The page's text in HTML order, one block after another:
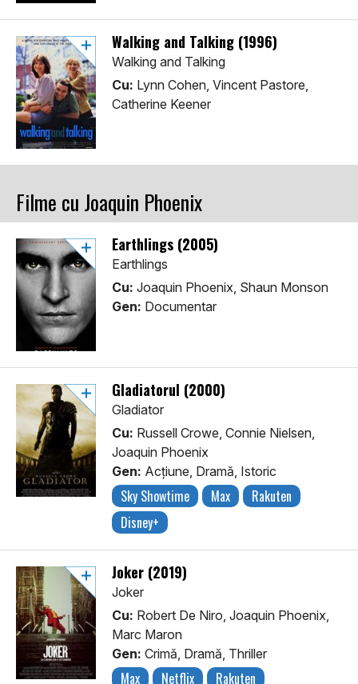
Walking and Talking (1996)
Walking and Talking
Cu: Lynn Cohen, Vincent Pastore,
Catherine Keener
Filme cu Joaquin Phoenix
Earthlings (2005)
Earthlings
Cu: Joaquin Phoenix, Shaun Monson
Gen: Documentar
Gladiatorul (2000)
Gladiator
Cu: Russell Crowe, Connie Nielsen,
Joaquin Phoenix
Gen: Acţiune, Dramă, Istoric
Sky Showtime Max
Rakuten
Disney+
Joker (2019)
Joker
Cu: Robert De Niro, Joaquin Phoenix,
Marc Maron
Gen: Crimă, Dramă, Thriller
Max Netflix Rakuten